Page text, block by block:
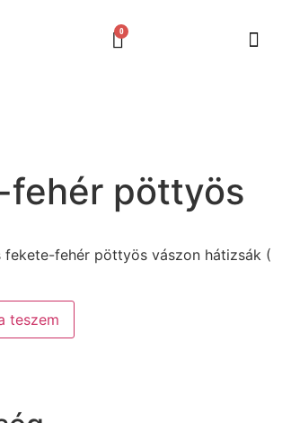
0
fehér pöttyös
fekete-fehér pöttyös vászon hátizsák (
teszem